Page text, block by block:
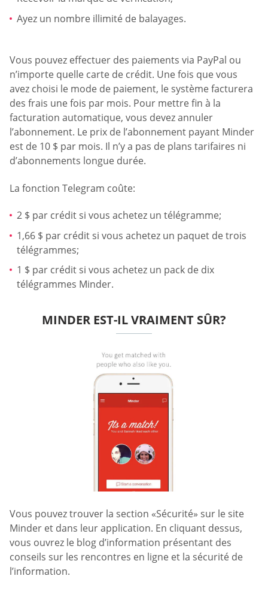
Ayez un nombre illimité de balayages.
Vous pouvez effectuer des paiements via PayPal ou
n’importe quelle carte de crédit. Une fois que vous
avez choisi le mode de paiement, le système facturera
des frais une fois par mois. Pour mettre fin à la
facturation automatique, vous devez annuler
l’abonnement. Le prix de l’abonnement payant Minder
est de 10 $ par mois. Il n’y a pas de plans tarifaires ni
d’abonnements longue durée.
La fonction Telegram coûte:
2 $ par crédit si vous achetez un télégramme;
1,66 $ par crédit si vous achetez un paquet de trois
télégrammes;
1 $ par crédit si vous achetez un pack de dix
télégrammes Minder.
MINDER EST-IL VRAIMENT SÛR?
Vous pouvez trouver la section «Sécurité» sur le site
Minder et dans leur application. En cliquant dessus,
vous ouvrez le blog d’information présentant des
conseils sur les rencontres en ligne et la sécurité de
l’information.